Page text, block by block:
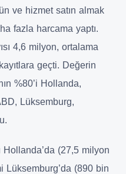
ve hizmet satın almak
fazla harcama yaptı.
4,6 milyon, ortalama
geçti. Değerin
%80’i Hollanda,
Lüksemburg,
Hollanda’da (27,5 milyon
Lüksemburg’da (890 bin